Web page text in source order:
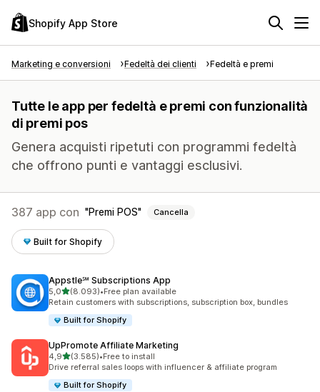
Shopify App Store
Marketing e conversioni Fedeltà dei clienti Fedeltà e premi
Tutte le app per fedeltà e premi con funzionalità
di premi pos
Genera acquisti ripetuti con programmi fedeltà
che offrono punti e vantaggi esclusivi.
387 app con Premi POS Cancella
Built for Shopify
Appstle℠ Subscriptions App
5,0stelle su 5
(8.093)
8093 recensioni totali
•Free plan available
Retain customers with subscriptions, subscription box, bundles
Built for Shopify
UpPromote Affiliate Marketing
4,9stelle su 5
(3.585)
3585 recensioni totali
•Free to install
Drive referral sales loops with influencer & affiliate program
Built for Shopify